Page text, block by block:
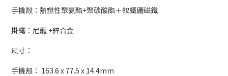
手機殼：熱塑性聚氨酯+聚碳酸酯＋釹鐵硼磁鐵
掛繩：尼龍 +鋅合金
尺寸：
手機殼： 163.6 x 77.5 x 14.4mm